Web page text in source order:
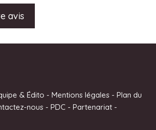
& Édito - Mentions légales- Plan du
nous - PDC - Partenariat -